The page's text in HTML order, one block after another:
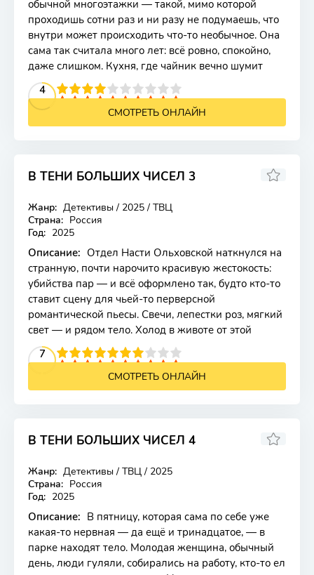
обычной многоэтажки — такой, мимо которой
проходишь сотни раз и ни разу не подумаешь, что
внутри может происходить что-то необычное. Она
сама так считала много лет: всё ровно, спокойно,
даже слишком. Кухня, где чайник вечно шумит
4
4 5 6 7 8 9 10
СМОТРЕТЬ ОНЛАЙН
В ТЕНИ БОЛЬШИХ ЧИСЕЛ 3
Жанр: Детективы / 2025 / ТВЦ
Страна: Россия
Год: 2025
Описание: Отдел Насти Ольховской наткнулся на
странную, почти нарочито красивую жестокость:
убийства пар — и всё оформлено так, будто кто-то
ставит сцену для чьей-то перверсной
романтической пьесы. Свечи, лепестки роз, мягкий
свет — и рядом тело. Холод в животе от этой
7
4 5 6 7 8 9 10
СМОТРЕТЬ ОНЛАЙН
В ТЕНИ БОЛЬШИХ ЧИСЕЛ 4
Жанр: Детективы / ТВЦ / 2025
Страна: Россия
Год: 2025
Описание: В пятницу, которая сама по себе уже
какая-то нервная — да ещё и тринадцатое, — в
парке находят тело. Молодая женщина, обычный
день, люди гуляли, собирались на работу, кто-то ел